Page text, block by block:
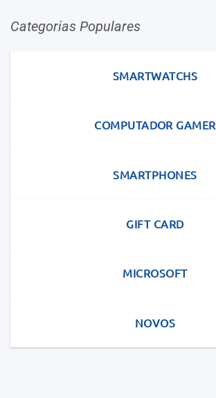
Categorias Populares
SMARTWATCHS
COMPUTADOR GAMER
SMARTPHONES
GIFT CARD
MICROSOFT
NOVOS